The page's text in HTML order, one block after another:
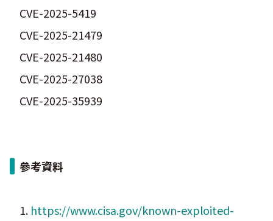
CVE-2025-5419
CVE-2025-21479
CVE-2025-21480
CVE-2025-27038
CVE-2025-35939
參考資料
1. https://www.cisa.gov/known-exploited-